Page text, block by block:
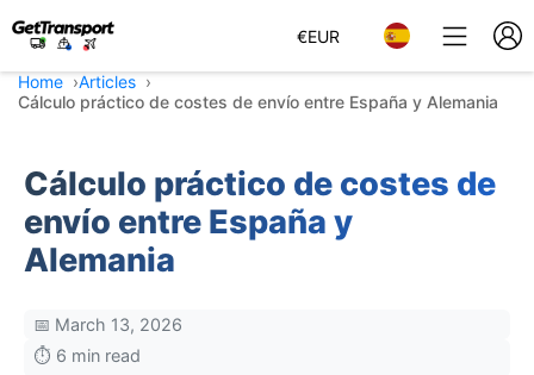
€EUR
Home
Articles
Cálculo práctico de costes de envío entre España y Alemania
Cálculo práctico de costes de
envío entre España y
Alemania
📅 March 13, 2026
⏱️ 6 min read